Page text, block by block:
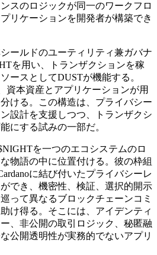
スのロジックが同一のワークフロ
リケーションを開発者が構築でき
ールドのユーティリティ兼ガバナ
を用い、トランザクションを稼
ースとしてDUSTが機能する。
資本資産とアプリケーションが用
ける。この構造は、プライバシー
設計を支援しつつ、トランザクシ
にする試みの一部だ。
を一つのエコシステムのロ
物語の中に位置付ける。彼の枠組
に結び付いたプライバシーレ
でき、機密性、検証、選択的開示
って異なるブロックチェーンコミ
け得る。そこには、アイデンティ
、非公開の取引ロジック、秘匿融
公開透明性が実務的でないアプリ